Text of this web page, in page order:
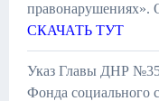
правонарушениях».
СКАЧАТЬ ТУТ
Указ Главы ДНР №35
Фонда социального